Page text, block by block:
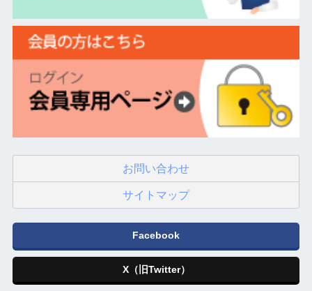
お問い合わせ
サイトマップ
Facebook
X（旧Twitter）